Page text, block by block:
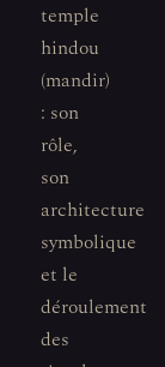
temple
hindou
(mandir)
: son
rôle,
son
architecture
symbolique
et le
déroulement
des